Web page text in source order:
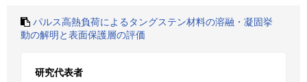
パルス高熱負荷によるタングステン材料の溶融・凝固挙
動の解明と表面保護層の評価
研究代表者